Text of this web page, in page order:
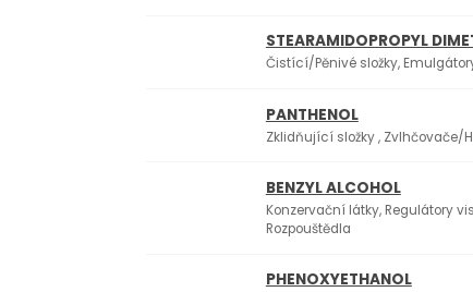
STEARAMIDOPROPYL
Čistící/Pěnivé složky,
PANTHENOL
Zklidňující složky , Zvlhčovače/
BENZYL ALCOHOL
Konzervační látky, Regulátory
Rozpouštědla
PHENOXYETHANOL